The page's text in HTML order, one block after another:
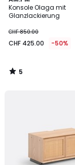
Konsole Olaga mit
Glanzlackierung
CHF 850.00
CHF 425.00 -50%
/
5
5
/